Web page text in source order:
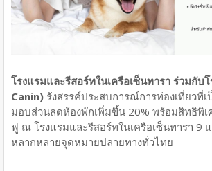
โรงแรมและรีสอร์ทในเครือเซ็นทารา ร่วมกับ
Canin) รังสรรค์ประสบการณ์การท่องเที่ยวที่
มอบส่วนลดห้องพักเพิ่มขึ้น 20% พร้อมสิทธิพิ
ฟู ณ โรงแรมและรีสอร์ทในเครือเซ็นทารา 9
หลากหลายจุดหมายปลายทางทั่วไทย